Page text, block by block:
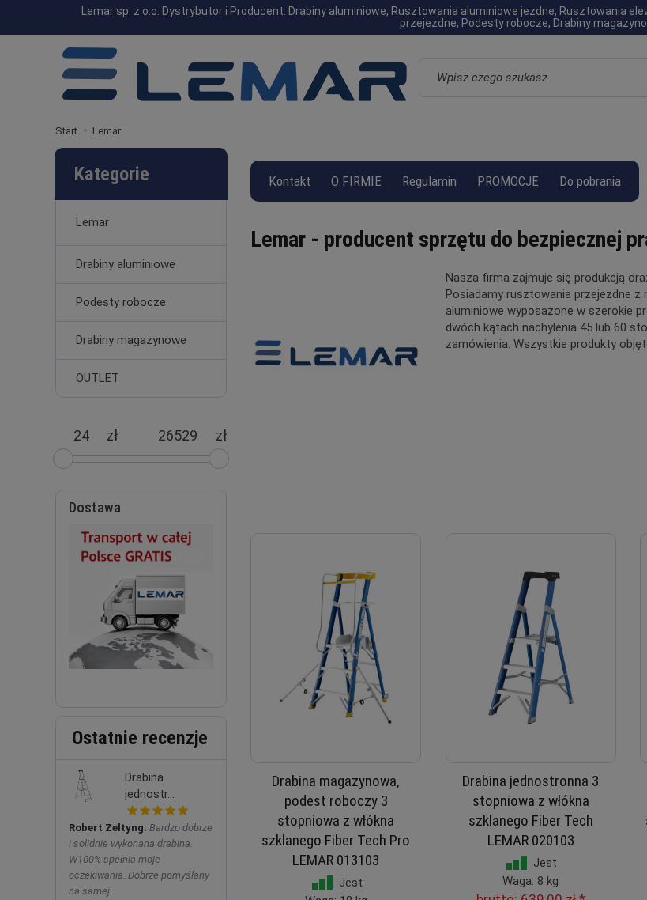
Lemar sp. z o.o. Dystrybutor i Producent: Drabiny aluminiowe, Rusztowania aluminiowe jezdne, Rusztowania
przejezdne, Podesty robocze, Drabiny
Start Lemar
Kontakt O FIRMIE Regulamin PROMOCJE Do pobrania
Lemar - producent sprzętu do bezpiecznej
Nasza firma zajmuje się produkcją
Posiadamy rusztowania przejezdne
aluminiowe wyposażone w szerokie
dwóch kątach nachylenia 45 lub 60
zamówienia. Wszystkie produkty
Drabina magazynowa,
podest roboczy 3
stopniowa z włókna
szklanego Fiber Tech Pro
LEMAR 013103
Jest
Drabina jednostronna 3
stopniowa z włókna
szklanego Fiber Tech
LEMAR 020103
Jest
Waga: 8 kg
Kategorie
Lemar
Drabiny aluminiowe
Podesty robocze
Drabiny magazynowe
OUTLET
zł zł
Dostawa
Ostatnie recenzje
Drabina
jednostr...
Robert Zeltyng: Bardzo dobrze
i solidnie wykonana drabina.
W100% spełnia moje
oczekiwania. Dobrze pomyślany
na samej...